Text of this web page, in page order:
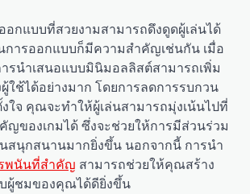
อกแบบที่สวยงามสามารถดึงดูดผู้เล่นได้
การออกแบบก็มีความสำคัญเช่นกัน เมื่อ
รนำเสนอแบบมินิมอลลิสต์สามารถเพิ่ม
ช้ได้อย่างมาก โดยการลดการรบกวน
ใจ คุณจะทำให้ผู้เล่นสามารถมุ่งเน้นไปที่
ญของเกมได้ ซึ่งจะช่วยให้การมีส่วนร่วม
สนุกสนานมากยิ่งขึ้น นอกจากนี้ การนำ
พนันที่สำคัญ สามารถช่วยให้คุณสร้าง
ผู้ชมของคุณได้ดียิ่งขึ้น